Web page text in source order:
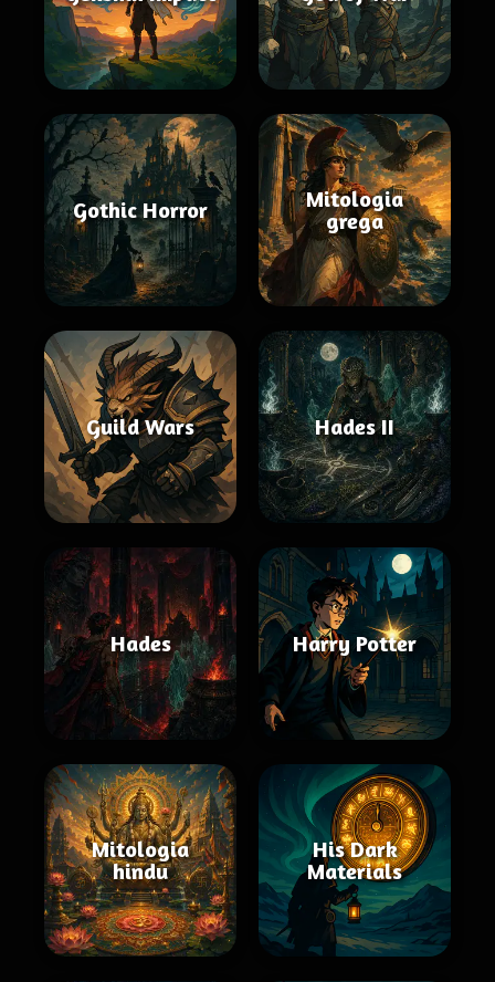
Gothic Horror
Mitologia
grega
Guild Wars Hades II
Hades Harry Potter
Mitologia
hindu
His Dark
Materials